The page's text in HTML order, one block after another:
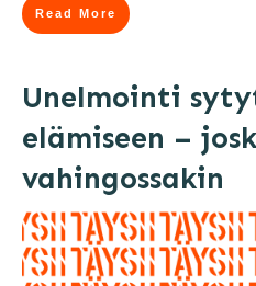
Read More
Unelmointi
elämiseen –
vahingossakin